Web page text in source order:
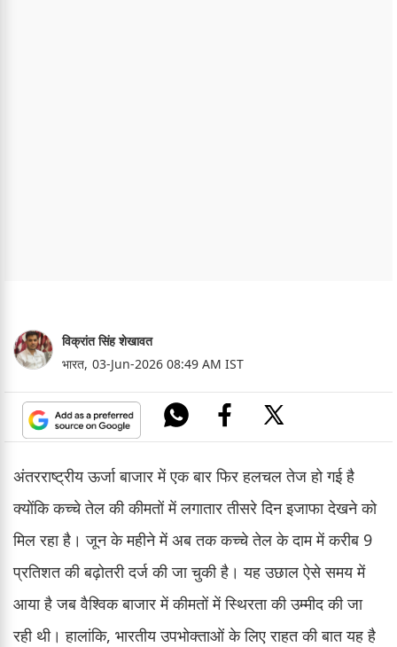
विक्रांत सिंह शेखावत
भारत, 03-Jun-2026 08:49 AM IST
अंतरराष्ट्रीय ऊर्जा बाजार में एक बार फिर हलचल तेज हो गई है
क्योंकि कच्चे तेल की कीमतों में लगातार तीसरे दिन इजाफा देखने को
मिल रहा है। जून के महीने में अब तक कच्चे तेल के दाम में करीब 9
प्रतिशत की बढ़ोतरी दर्ज की जा चुकी है। यह उछाल ऐसे समय में
आया है जब वैश्विक बाजार में कीमतों में स्थिरता की उम्मीद की जा
रही थी। हालांकि, भारतीय उपभोक्ताओं के लिए राहत की बात यह है